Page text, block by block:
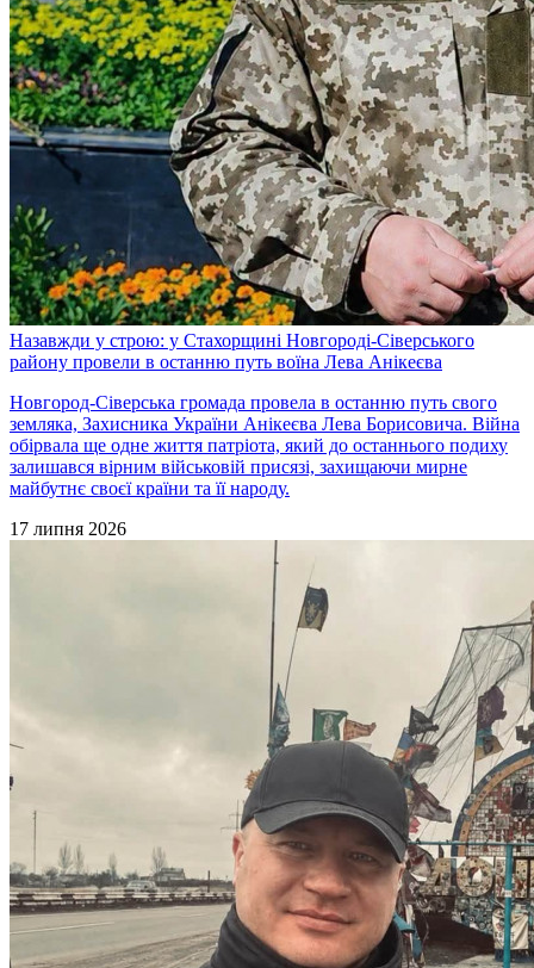
Назавжди у строю: у Стахорщині Новгороді-Сіверського
району провели в останню путь воїна Лева Анікеєва
Новгород-Сіверська громада провела в останню путь свого
земляка, Захисника України Анікеєва Лева Борисовича. Війна
обірвала ще одне життя патріота, який до останнього подиху
залишався вірним військовій присязі, захищаючи мирне
майбутнє своєї країни та її народу.
17 липня 2026